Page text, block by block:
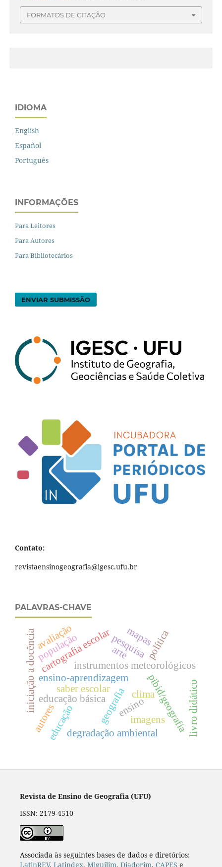
FORMATOS DE CITAÇÃO
IDIOMA
English
Español
Português
INFORMAÇÕES
Para Leitores
Para Autores
Para Bibliotecários
ENVIAR SUBMISSÃO
Contato:
revistaensinogeografia@igesc.ufu.br
PALAVRAS-CHAVE
clima
ensino-aprendizagem
instrumentos meteorológicos
pibid/geografia
iniciação a docência educação básicageografia
cartografia escolar
ensino
pesquisa
educação
população política
degradação ambiental
imagens livro didático
autores
saber escolar
avaliação
arte
mapas
Revista de Ensino de Geografia (UFU)
ISSN: 2179-4510
Associada às seguintes bases de dados e diretórios:
LatinREV, Latindex, Miguilim, Diadorim, CAPES e